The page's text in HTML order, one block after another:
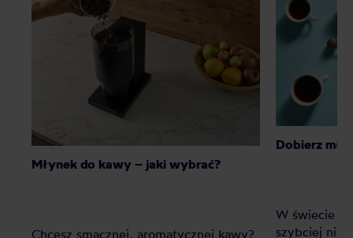
Młynek do kawy – jaki wybrać?
Chcesz smacznej, aromatycznej kawy?
Dobierz
W świecie
szybciej niż